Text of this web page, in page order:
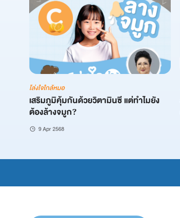
โล่งใจใกล้หมอ
เสริมภูมิคุ้มกันด้วยวิตามินซี แต่ทำไมยัง
ต้องล้างจมูก?
9 Apr 2568